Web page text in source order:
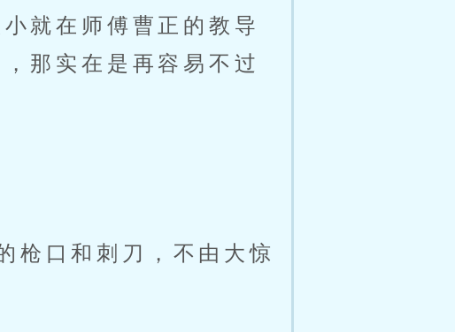
就在师傅曹正的教导
那实在是再容易不过
口和刺刀，不由大惊